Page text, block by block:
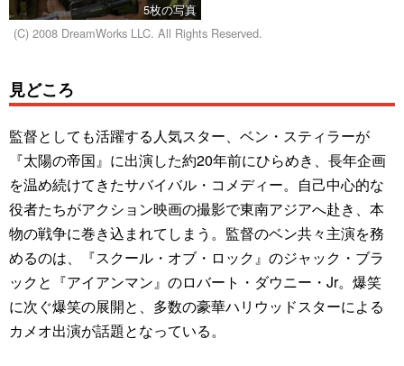
5枚の写真
(C) 2008 DreamWorks LLC. All Rights Reserved.
見どころ
監督としても活躍する人気スター、ベン・スティラーが
『太陽の帝国』に出演した約20年前にひらめき、長年企画
を温め続けてきたサバイバル・コメディー。自己中心的な
役者たちがアクション映画の撮影で東南アジアへ赴き、本
物の戦争に巻き込まれてしまう。監督のベン共々主演を務
めるのは、『スクール・オブ・ロック』のジャック・ブラ
ックと『アイアンマン』のロバート・ダウニー・Jr。爆笑
に次ぐ爆笑の展開と、多数の豪華ハリウッドスターによる
カメオ出演が話題となっている。